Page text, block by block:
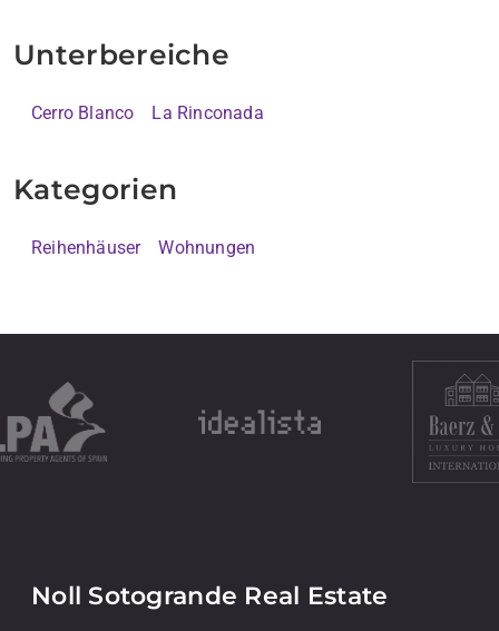
Unterbereiche
Cerro Blanco La Rinconada
Kategorien
Reihenhäuser Wohnungen
Noll Sotogrande Real Estate